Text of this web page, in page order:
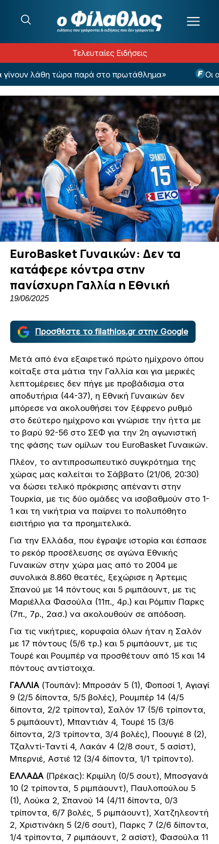
Τελευταίες Ειδήσεις
λάθη τώρα παρά στο πρωτάθλημα» Οι
EuroBasket Γυναικών: Δεν τα
κατάφερε κόντρα στην
πανίσχυρη Γαλλία η Εθνική
19/06/2025
Προσθέστε το filathlos.gr στην Google
Μετά από ένα εξαιρετικό πρώτο ημίχρονο όπου
κοίταξε στα μάτια την Γαλλία και για μερικές
λεπτομέρειες δεν πήγε με προβάδισμα στα
αποδυτήρια (44-37), η Εθνική Γυναικών δεν
μπόρεσε να ακολουθήσει τον ξέφρενο ρυθμό
στο δεύτερο ημίχρονο και γνώρισε την ήττα με
το βαρύ 92-56 στο ΣΕΦ για την 2η αγωνιστική
της φάσης των ομίλων του EuroBasket Γυναικών.
Πλέον, το αντιπροσωπευτικό συγκρότημα της
χώρας μας καλείται το Σάββατο (21/06, 20:30)
να δώσει τελικό πρόκρισης απέναντι στην
Τουρκία, με τις δύο ομάδες να ισοβαθμούν στο 1-
1 και τη νικήτρια να παίρνει το πολυπόθητο
εισιτήριο για τα προημιτελικά.
Για την Ελλάδα, που έγραψε ιστορία και έσπασε
το ρεκόρ προσέλευσης σε αγώνα Εθνικής
Γυναικών στην χώρα μας από το 2004 με
συνολικά 8.860 θεατές, ξεχώρισε η Άρτεμις
Σπανού με 14 πόντους και 5 ριμπάουντ, με τις
Μαριέλλα Φασούλα (11π., 4ρ.) και Ρόμπιν Παρκς
(7π., 7ρ., 2ασ.) να ακολουθούν σε απόδοση.
Για τις νικήτριες, κορυφαία όλων ήταν η Σαλόν
με 17 πόντους (5/6 τρ.) και 5 ριμπάουντ, με τις
Τουρέ και Ρουμπέρ να προσθέτουν από 15 και 14
πόντους αντίστοιχα.
ΓΑΛΛΙΑ (Τουπάν): Μπροσάν 5 (1), Φοποσί 1, Αγιαγί
9 (2/5 δίποντα, 5/5 βολές), Ρουμπέρ 14 (4/5
δίποντα, 2/2 τρίποντα), Σαλόν 17 (5/6 τρίποντα,
5 ριμπάουντ), Μπαντιάν 4, Τουρέ 15 (3/6
δίποντα, 2/3 τρίποντα, 3/4 βολές), Ποουγιέ 8 (2),
Τζαλντί-Ταντί 4, Λακάν 4 (2/8 σουτ, 5 ασίστ),
Μπερνιέ, Αστιέ 12 (3/4 δίποντα, 1/1 τρίποντο).
ΕΛΛΑΔΑ (Πρέκας): Κριμίλη (0/5 σουτ), Μποσγανά
10 (2 τρίποντα, 5 ριμπάουντ), Παυλοπούλου 5
(1), Λούκα 2, Σπανού 14 (4/11 δίποντα, 0/3
τρίποντα, 6/7 βολές, 5 ριμπάουντ), Χατζηλεοντή
2, Χριστινάκη 5 (2/6 σουτ), Παρκς 7 (2/6 δίποντα,
1/4 τρίποντα, 7 ριμπάουντ, 2 ασίστ), Φασούλα 11